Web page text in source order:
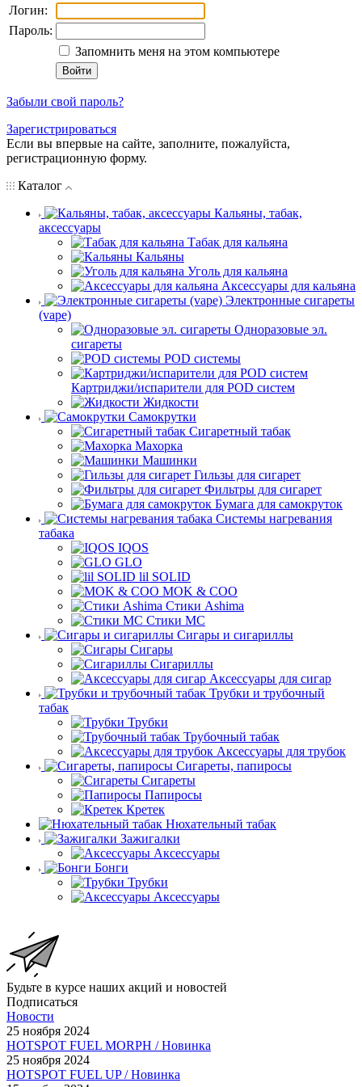
Логин:
Пароль:
Запомнить меня на этом компьютере
Забыли свой пароль?
Зарегистрироваться
Если вы впервые на сайте, заполните, пожалуйста,
регистрационную форму.
Каталог
Кальяны, табак,
аксессуары
Табак для кальяна
Кальяны
Уголь для кальяна
Аксессуары для кальяна
Электронные сигареты
(vape)
Одноразовые эл.
сигареты
POD системы
Картриджи/испарители для POD систем
Жидкости
Самокрутки
Сигаретный табак
Махорка
Машинки
Гильзы для сигарет
Фильтры для сигарет
Бумага для самокруток
Системы нагревания
табака
IQOS
GLO
lil SOLID
MOK & COO
Стики Ashima
Стики MC
Сигары и сигариллы
Сигары
Сигариллы
Аксессуары для сигар
Трубки и трубочный
табак
Трубки
Трубочный табак
Аксессуары для трубок
Сигареты, папиросы
Сигареты
Папиросы
Кретек
Нюхательный табак
Зажигалки
Аксессуары
Бонги
Трубки
Аксессуары
Будьте в курсе наших акций и новостей
Подписаться
Новости
25 ноября 2024
HOTSPOT FUEL MORPH / Новинка
25 ноября 2024
HOTSPOT FUEL UP / Новинка